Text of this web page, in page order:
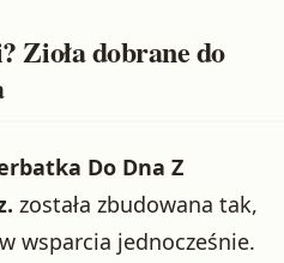
Zioła dobrane do
Do Dna Z
została zbudowana tak,
wsparcia jednocześnie.